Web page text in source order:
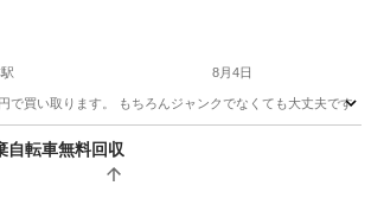
8月4日
で買い取ります。 もちろんジャンクでなくても大丈夫です
林駅 不用品買取
自転車無料回収